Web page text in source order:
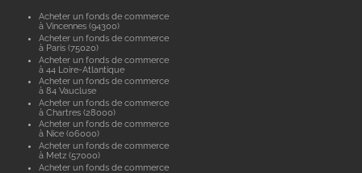
Acheter un fonds de commerce
à Vincennes (94300)
Acheter un fonds de commerce
à Paris (75020)
Acheter un fonds de commerce
à 44 Loire-Atlantique
Acheter un fonds de commerce
à 84 Vaucluse
Acheter un fonds de commerce
à Chartres (28000)
Acheter un fonds de commerce
à Nice (06000)
Acheter un fonds de commerce
à Metz (57000)
Acheter un fonds de commerce